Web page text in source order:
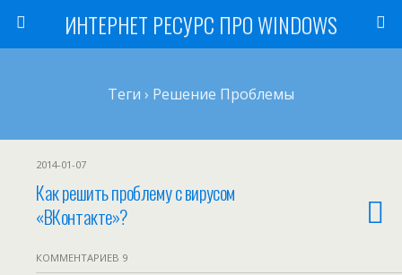
ИНТЕРНЕТ РЕСУРС ПРО WINDOWS
Теги › Решение Проблемы
2014-01-07
Как решить проблему с вирусом
«ВКонтакте»?
КОММЕНТАРИЕВ 9